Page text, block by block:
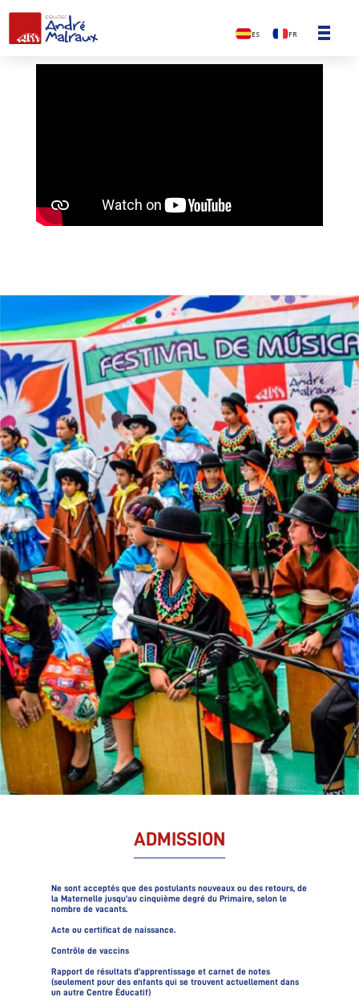
ES FR
ADMISSION
Ne sont acceptés que des postulants nouveaux ou des retours, de
la Maternelle jusqu’au cinquième degré du Primaire, selon le
nombre de vacants.
Acte ou certificat de naissance.
Contrôle de vaccins
Rapport de résultats d’apprentissage et carnet de notes
(seulement pour des enfants qui se trouvent actuellement dans
un autre Centre Éducatif)